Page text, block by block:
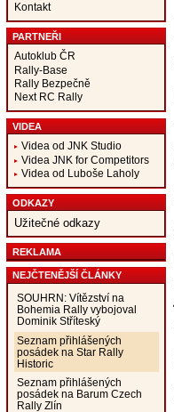
Kontakt
PARTNEŘI
Autoklub ČR
Rally-Base
Rally Bezpečně
Next RC Rally
VIDEA
Videa od JNK Studio
Videa JNK for Competitors
Videa od Luboše Laholy
ODKAZY
Užitečné odkazy
REKLAMA
NEJČTENĚJŠÍ ČLÁNKY
SOUHRN: Vítězství na
Bohemia Rally vybojoval
Dominik Stříteský
Seznam přihlášených
posádek na Star Rally
Historic
Seznam přihlášených
posádek na Barum Czech
Rally Zlín